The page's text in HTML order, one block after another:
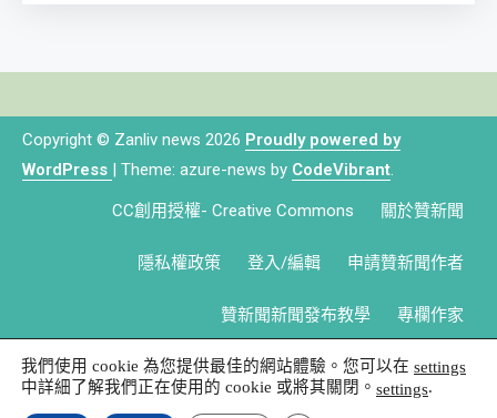
Copyright © Zanliv news 2026 Proudly powered by
WordPress
Theme: azure-news by CodeVibrant.
CC創用授權- Creative Commons 關於贊新聞
隱私權政策 登入/編輯 申請贊新聞作者
贊新聞新聞發布教學 專欄作家
我們使用 cookie 為您提供最佳的網站體驗。您可以在 settings
中詳細了解我們正在使用的 cookie 或將其關閉。 settings.